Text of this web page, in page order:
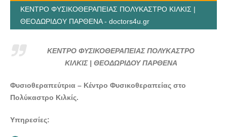
ΚΕΝΤΡΟ ΦΥΣΙΚΟΘΕΡΑΠΕΙΑΣ ΠΟΛΥΚΑΣΤΡΟ ΚΙΛΚΙΣ |
ΘΕΟΔΩΡΙΔΟΥ ΠΑΡΘΕΝΑ - doctors4u.gr
ΚΕΝΤΡΟ ΦΥΣΙΚΟΘΕΡΑΠΕΙΑΣ ΠΟΛΥΚΑΣΤΡΟ
ΚΙΛΚΙΣ | ΘΕΟΔΩΡΙΔΟΥ ΠΑΡΘΕΝΑ
Φυσιοθεραπεύτρια – Κέντρο Φυσικοθεραπείας στο
Πολύκαστρο Κιλκίς.
Υπηρεσίες: